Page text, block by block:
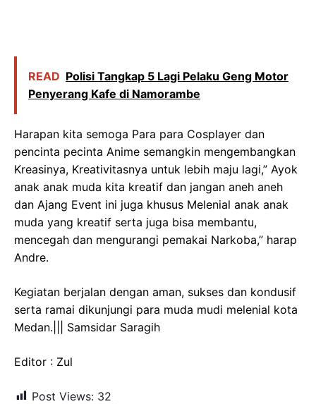
READ Polisi Tangkap 5 Lagi Pelaku Geng Motor
Penyerang Kafe di Namorambe
Harapan kita semoga Para para Cosplayer dan
pencinta pecinta Anime semangkin mengembangkan
Kreasinya, Kreativitasnya untuk lebih maju lagi,” Ayok
anak anak muda kita kreatif dan jangan aneh aneh
dan Ajang Event ini juga khusus Melenial anak anak
muda yang kreatif serta juga bisa membantu,
mencegah dan mengurangi pemakai Narkoba,” harap
Andre.
Kegiatan berjalan dengan aman, sukses dan kondusif
serta ramai dikunjungi para muda mudi melenial kota
Medan.||| Samsidar Saragih
Editor : Zul
Post Views: 32